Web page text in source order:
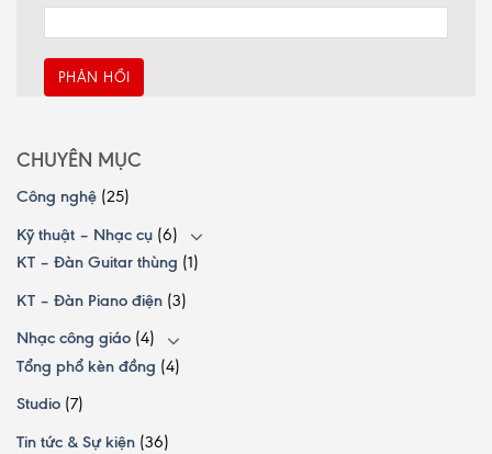
CHUYÊN MỤC
Công nghệ (25)
Kỹ thuật – Nhạc cụ (6)
KT – Đàn Guitar thùng (1)
KT – Đàn Piano điện (3)
Nhạc công giáo (4)
Tổng phổ kèn đồng (4)
Studio (7)
Tin tức & Sự kiện (36)